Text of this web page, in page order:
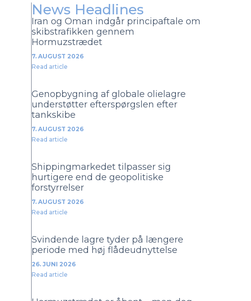
News Headlines
Iran og Oman indgår principaftale om
skibstrafikken gennem
Hormuzstrædet
7. AUGUST 2026
Read article
Genopbygning af globale olielagre
understøtter efterspørgslen efter
tankskibe
7. AUGUST 2026
Read article
Shippingmarkedet tilpasser sig
hurtigere end de geopolitiske
forstyrrelser
7. AUGUST 2026
Read article
Svindende lagre tyder på længere
periode med høj flådeudnyttelse
26. JUNI 2026
Read article